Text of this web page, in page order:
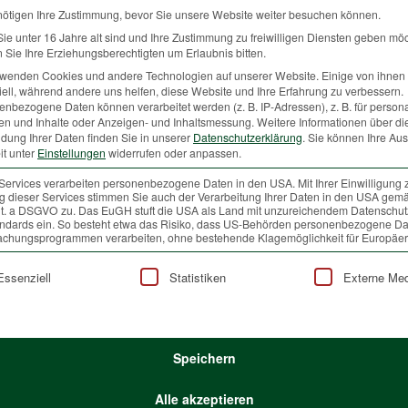
Jäger darauf jagen. Je größer die Jagdgebiete, desto mehr
Jagdpächter ist aber gesetzlich begrenzt. Eigenjagden müssen
Jagdgebiete reichen bis zu mehreren
den letzten 100 Jahren ist keine Tierart durch die Bejagung
oder Hirsche gibt es von der Behörde gesetzlich festgelegte
Beginn des Frühlings findet eine gemeinsame Begehung mit
des Forstdienstes der Bezirksverwaltungsbehörde statt. Dabei
und anhand des Waldzustandes dann der Abschussplan für
Jagdgebiet erlegt werden muss, hängt also mit dem Zustand
dazu verpflichtet, diese Mindestpläne zum Schutz der Natur,
Ihre Zustimmung, bevor Sie unsere Website weiter besuchen können.
unter 16 Jahre alt sind und Ihre Zustimmung zu freiwilligen Diensten geben
Sie Ihre Erziehungsberechtigten um Erlaubnis bitten.
Cookies und andere Technologien auf unserer Website. Einige von
während andere uns helfen, diese Website und Ihre Erfahrung zu verbessern.
Daten können verarbeitet werden (z. B. IP-Adressen), z. B. für
und Inhalte oder Anzeigen- und Inhaltsmessung. Weitere Informationen über
Ihrer Daten finden Sie in unserer Datenschutzerklärung. Sie können Ihre
unter Einstellungen widerrufen oder anpassen.
verarbeiten personenbezogene Daten in den USA. Mit Ihrer Einwilligung
dieser Services stimmen Sie auch der Verarbeitung Ihrer Daten in den USA
a DSGVO zu. Das EuGH stuft die USA als Land mit unzureichendem
ein. So besteht etwa das Risiko, dass US-Behörden personenbezogene
verarbeiten, ohne bestehende Klagemöglichkeit für
eine Liste der Service-Gruppen, für die eine
Statistiken Externe
Speichern
Alle akzeptieren